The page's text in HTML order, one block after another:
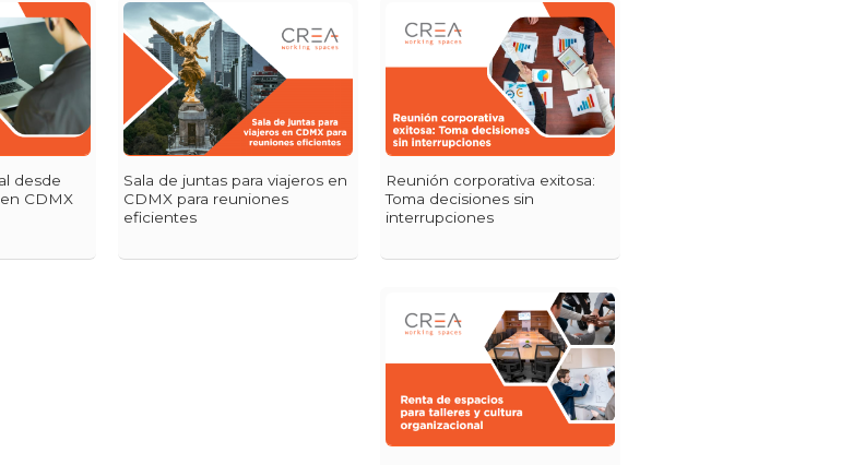
desde
CDMX
Sala de juntas para viajeros en
CDMX para reuniones
eficientes
Reunión corporativa exitosa:
Toma decisiones sin
interrupciones